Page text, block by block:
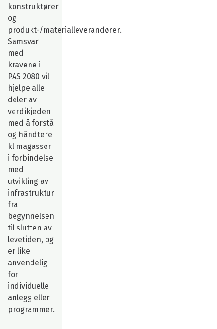
konstruktører
og
produkt-/materialleverandører.
Samsvar
med
kravene i
PAS 2080 vil
hjelpe alle
deler av
verdikjeden
med å forstå
og håndtere
klimagasser
i forbindelse
med
utvikling av
infrastruktur
fra
begynnelsen
til slutten av
levetiden, og
er like
anvendelig
for
individuelle
anlegg eller
programmer.